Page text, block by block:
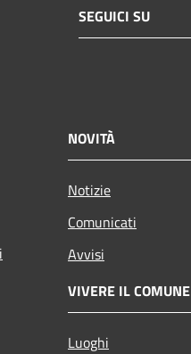
SEGUICI SU
NOVITÀ
Notizie
Comunicati
Avvisi
VIVERE IL COMUNE
Luoghi